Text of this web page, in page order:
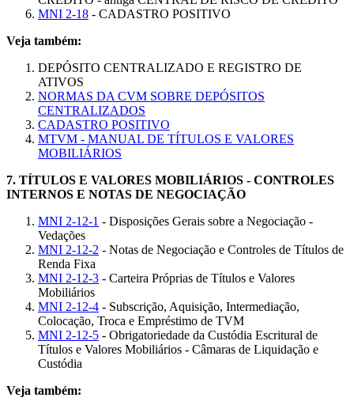
MNI 2-18 - CADASTRO POSITIVO
Veja também:
DEPÓSITO CENTRALIZADO E REGISTRO DE
ATIVOS
NORMAS DA CVM SOBRE DEPÓSITOS
CENTRALIZADOS
CADASTRO POSITIVO
MTVM - MANUAL DE TÍTULOS E VALORES
MOBILIÁRIOS
7. TÍTULOS E VALORES MOBILIÁRIOS - CONTROLES
INTERNOS E NOTAS DE NEGOCIAÇÃO
MNI 2-12-1 - Disposições Gerais sobre a Negociação -
Vedações
MNI 2-12-2 - Notas de Negociação e Controles de Títulos de
Renda Fixa
MNI 2-12-3 - Carteira Próprias de Títulos e Valores
Mobiliários
MNI 2-12-4 - Subscrição, Aquisição, Intermediação,
Colocação, Troca e Empréstimo de TVM
MNI 2-12-5 - Obrigatoriedade da Custódia Escritural de
Títulos e Valores Mobiliários - Câmaras de Liquidação e
Custódia
Veja também: